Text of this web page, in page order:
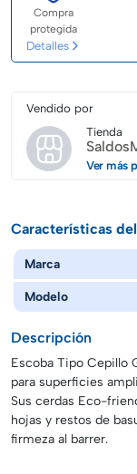
Compra
protegida
Detalles
Vendido por
Tienda
Ver más
Características
Marca
Modelo
Descripción
Escoba Tipo Cepillo
para superficies
Sus cerdas Eco-
hojas y restos de
firmeza al barrer.